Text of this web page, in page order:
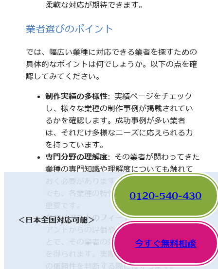
柔軟な対応が期待できます。
業者選びのポイント
では、幅広い業種に対応できる業者を探すための
具体的なポイントは何でしょうか。以下の点を確
認してみてください。
制作実績の多様性: 実績ページをチェック
し、様々な業種の制作事例が掲載されてい
るかを確認します。成功事例が多い業者
は、それだけ多様なニーズに応えられる力
を持っています。
専門分野の理解度: その業者が関わってきた
業種の専門知識や理解度についても触れて
おく必要があります。一見、異なった分野
でも、各業種の特性を理解していることが
クライアントのフィードバック: 他のクライ
アントからの評価やレビューを確認するこ
とで、その業者の対応や成果に関する情報
を得られます。実際の利用者の声は、業者
の信頼性を判断する際に役立ちます。
＜日本全国対応可能＞
0120-540-430
今すぐ無料相談